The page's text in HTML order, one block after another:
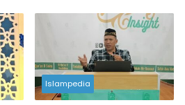
Islampedia